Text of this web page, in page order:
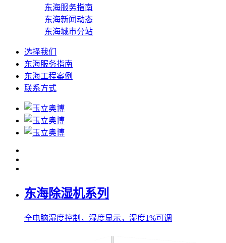
东海服务指南
东海新闻动态
东海城市分站
选择我们
东海服务指南
东海工程案例
联系方式
东海除湿机系列
全电脑湿度控制，湿度显示，湿度1%可调